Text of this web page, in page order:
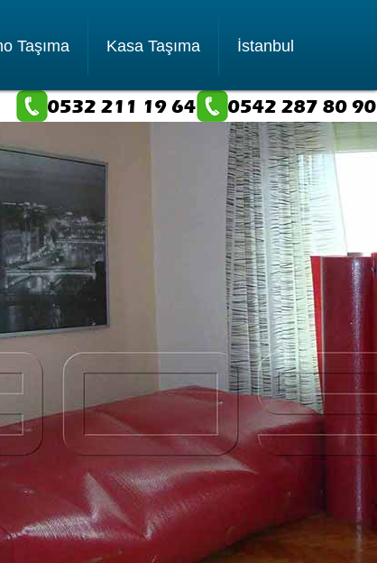
Taşıma Kasa Taşıma İstanbul